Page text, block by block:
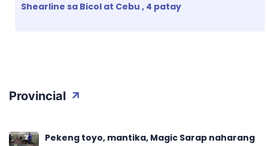
Shearline sa Bicol at Cebu , 4 patay
Provincial
Pekeng toyo, mantika, Magic Sarap naharang